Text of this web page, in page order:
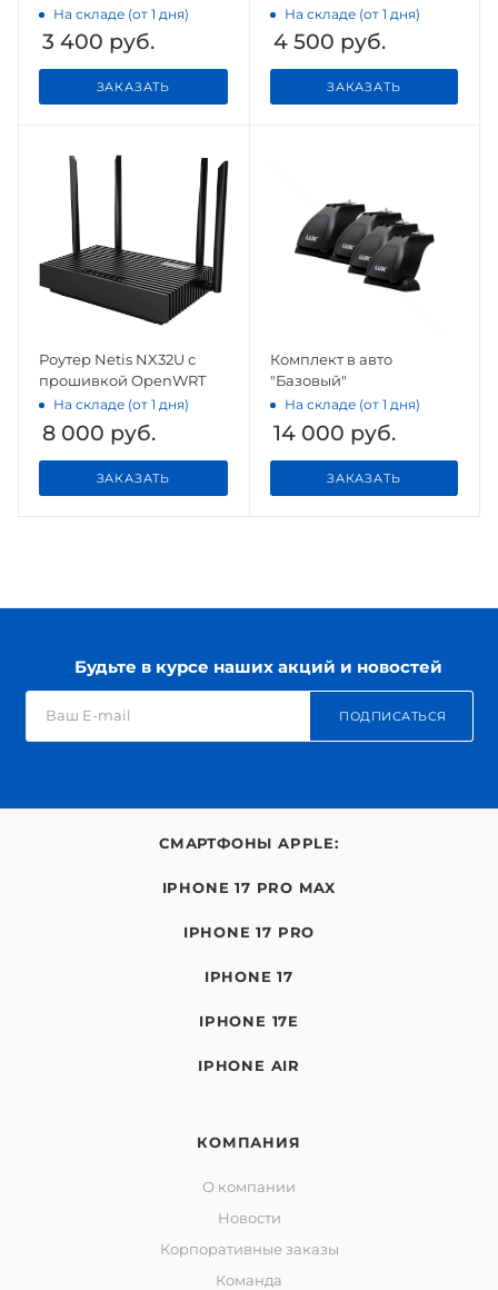
На складе (от 1 дня)
3 400 руб.
ЗАКАЗАТЬ
На складе (от 1 дня)
4 500 руб.
ЗАКАЗАТЬ
Роутер Netis NX32U с
прошивкой OpenWRT
На складе (от 1 дня)
8 000 руб.
ЗАКАЗАТЬ
Комплект в авто
"Базовый"
На складе (от 1 дня)
14 000 руб.
ЗАКАЗАТЬ
Будьте в курсе наших акций и новостей
ПОДПИСАТЬСЯ
СМАРТФОНЫ APPLE:
IPHONE 17 PRO MAX
IPHONE 17 PRO
IPHONE 17
IPHONE 17E
IPHONE AIR
КОМПАНИЯ
О компании
Новости
Корпоративные заказы
Команда